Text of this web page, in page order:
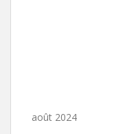
août 2024